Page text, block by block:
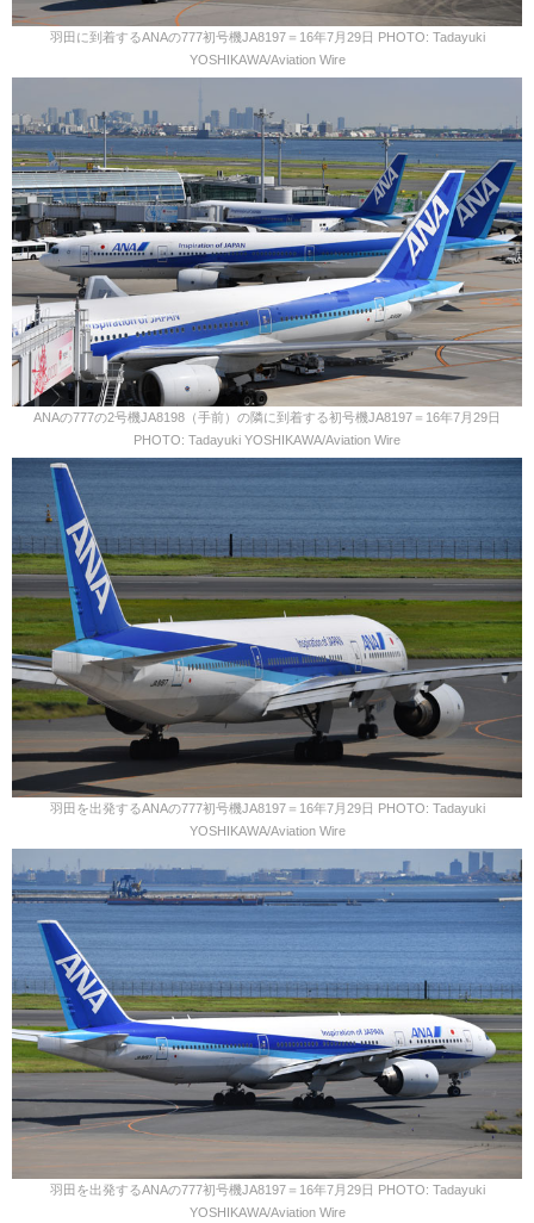
羽田に到着するANAの777初号機JA8197＝16年7月29日 PHOTO: Tadayuki
YOSHIKAWA/Aviation Wire
ANAの777の2号機JA8198（手前）の隣に到着する初号機JA8197＝16年7月29日
PHOTO: Tadayuki YOSHIKAWA/Aviation Wire
羽田を出発するANAの777初号機JA8197＝16年7月29日 PHOTO: Tadayuki
YOSHIKAWA/Aviation Wire
羽田を出発するANAの777初号機JA8197＝16年7月29日 PHOTO: Tadayuki
YOSHIKAWA/Aviation Wire